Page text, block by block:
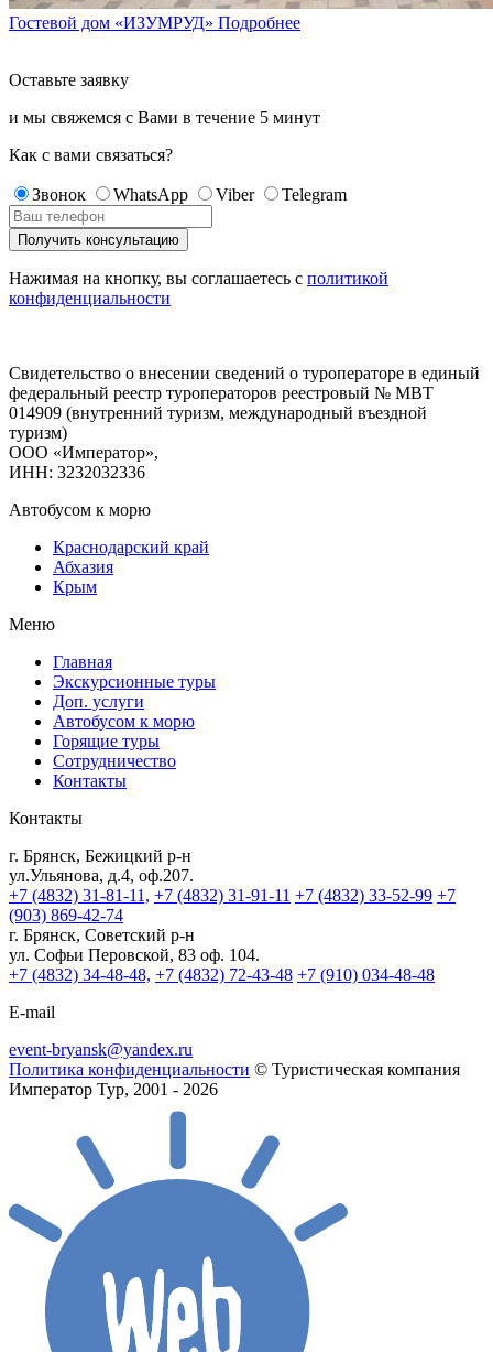
Гостевой дом «ИЗУМРУД» Подробнее
Оставьте заявку
и мы свяжемся с Вами в течение 5 минут
Как с вами связаться?
Звонок WhatsApp Viber Telegram
Нажимая на кнопку, вы соглашаетесь с политикой
конфиденциальности
Свидетельство о внесении сведений о туроператоре в единый
федеральный реестр туроператоров реестровый № МВТ
014909 (внутренний туризм, международный въездной
туризм)
ООО «Император»,
ИНН: 3232032336
Автобусом к морю
Краснодарский край
Абхазия
Крым
Меню
Главная
Экскурсионные туры
Доп. услуги
Автобусом к морю
Горящие туры
Сотрудничество
Контакты
Контакты
г. Брянск, Бежицкий р-н
ул.Ульянова, д.4, оф.207.
+7 (4832) 31-81-11, +7 (4832) 31-91-11 +7 (4832) 33-52-99 +7
(903) 869-42-74
г. Брянск, Советский р-н
ул. Софьи Перовской, 83 оф. 104.
+7 (4832) 34-48-48, +7 (4832) 72-43-48 +7 (910) 034-48-48
E-mail
event-bryansk@yandex.ru
Политика конфиденциальности © Туристическая компания
Император Тур, 2001 - 2026